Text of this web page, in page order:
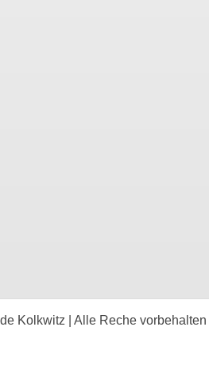
Kolkwitz | Alle Reche vorbehalten